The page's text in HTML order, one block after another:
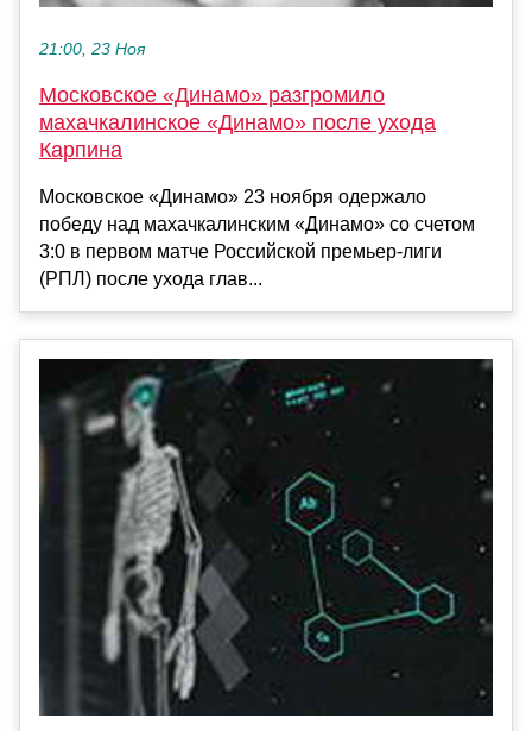
21:00, 23 Ноя
Московское «Динамо» разгромило
махачкалинское «Динамо» после ухода
Карпина
Московское «Динамо» 23 ноября одержало
победу над махачкалинским «Динамо» со счетом
3:0 в первом матче Российской премьер-лиги
(РПЛ) после ухода глав...